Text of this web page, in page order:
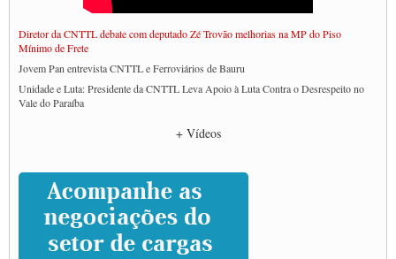
Diretor da CNTTL debate com deputado Zé Trovão melhorias na MP do Piso
Mínimo de Frete
Jovem Pan entrevista CNTTL e Ferroviários de Bauru
Unidade e Luta: Presidente da CNTTL Leva Apoio à Luta Contra o Desrespeito no
Vale do Paraíba
Caminhoneiros prometem paralisação e cobram diálogo com Lula
CNTTL e lideranças de caminhoneiros participam de debate sobre saúde nas
rodovias
Paulinho e Litti debatem política global para transporte rodoviário de cargas na
SUTCRA no Uruguai
+ Vídeos